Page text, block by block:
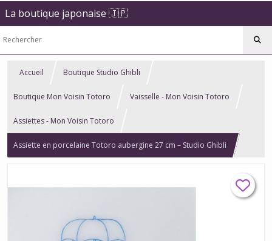
La boutique japonaise 🇯🇵
Accueil Boutique Studio Ghibli
Boutique Mon Voisin Totoro Vaisselle - Mon Voisin Totoro
Assiettes - Mon Voisin Totoro
Assiette en porcelaine Totoro aubergine 27 cm – Studio Ghibli